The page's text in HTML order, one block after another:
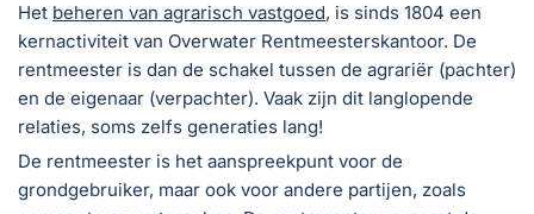
Het beheren van agrarisch vastgoed, is sinds 1804 een
kernactiviteit van Overwater Rentmeesterskantoor. De
rentmeester is dan de schakel tussen de agrariër (pachter)
en de eigenaar (verpachter). Vaak zijn dit langlopende
relaties, soms zelfs generaties lang!
De rentmeester is het aanspreekpunt voor de
grondgebruiker, maar ook voor andere partijen, zoals